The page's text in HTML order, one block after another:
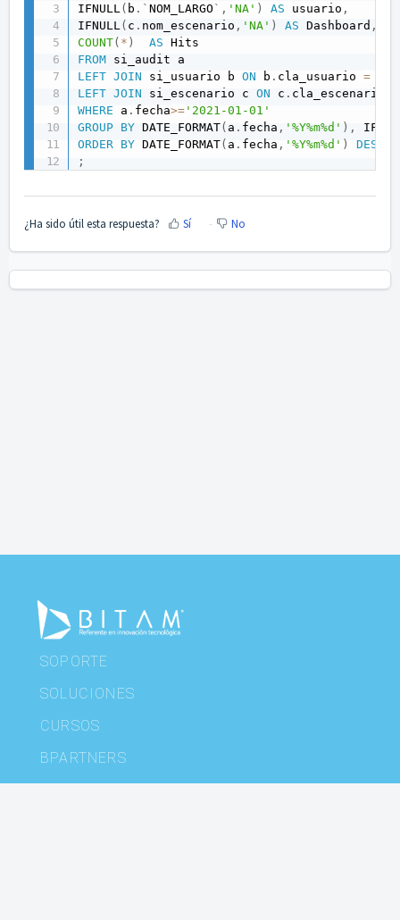
IFNULL ( b . `NOM_LARGO ` , 'NA' ) AS usuario ,
IFNULL ( c . nom_escenario , 'NA' ) AS Dashboard ,
COUNT( * ) AS
FROM
LEFT JOIN si_usuario b ON b . cla_usuario =
LEFT JOIN si_escenario c ON c . cla_escenario
WHERE a . fecha>= '2021-01-01'
GROUP BY DATE_FORMAT(a . fecha , '%Y%m%d' ) ,
ORDER BY DATE_FORMAT( a . fecha , '%Y%m%d' )
DESC
;
¿Ha sido útil esta respuesta? Sí No